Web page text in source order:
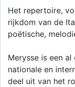
Het repertoire,
rijkdom van de
poëtische,
Merysse is een
nationale en
deel uit van het